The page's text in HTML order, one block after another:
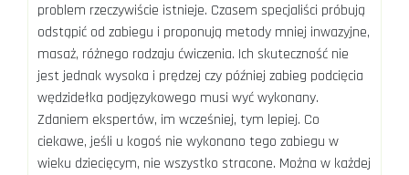
problem rzeczywiście istnieje. Czasem specjaliści próbują
odstąpić od zabiegu i proponują metody mniej inwazyjne,
masaż, różnego rodzaju ćwiczenia. Ich skuteczność nie
jest jednak wysoka i prędzej czy później zabieg podcięcia
wędzidełka podjęzykowego musi wyć wykonany.
Zdaniem ekspertów, im wcześniej, tym lepiej. Co
ciekawe, jeśli u kogoś nie wykonano tego zabiegu w
wieku dziecięcym, nie wszystko stracone. Można w każdej